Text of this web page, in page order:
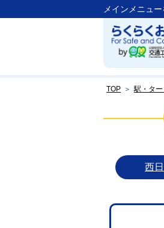
メインメニュ
TOP ＞ 駅・タ
西